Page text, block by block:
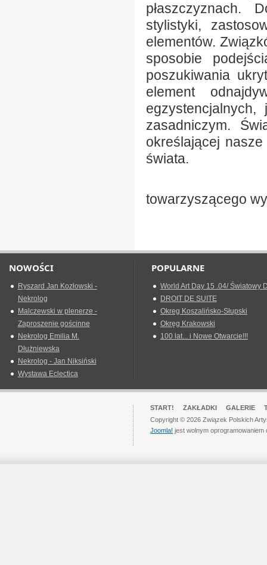
płaszczyznach.
stylistyki,
elementów.
sposobie
poszukiwania
element
zasadniczym.
określającej
świata.
towarzyszącego
NOWOŚCI
Ryszard Jan Kozłowski -
Nekrolog
Malczewski w plenerze -
Zaproszenie gościnne
Nekrolog Emilia M.
Dłużniewska
Nekrolog - Jan Niksiński
Wystawa Eclectica
POPULARNE
World Art Day 15 .04/ Światowy
DROIT DE SUITE
Okreg Koszalińsko-Słupski
Okręg Krakowski
100 lat... i Nowe Otwarcie!!!
START! ZAKŁADKI GALERIE
Copyright © 2026 Związek Polskich
Joomla! jest wolnym